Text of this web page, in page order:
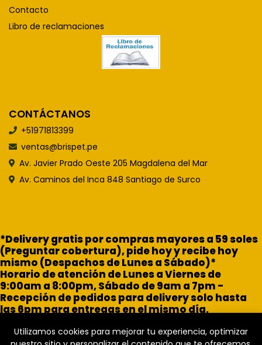
Contacto
Libro de reclamaciones
CONTÁCTANOS
+51971813399
ventas@brispet.pe
Av. Javier Prado Oeste 205 Magdalena del Mar
Av. Caminos del Inca 848 Santiago de Surco
*Delivery gratis por compras mayores a 59 soles
(Preguntar cobertura), pide hoy y recibe hoy
mismo (Despachos de Lunes a Sábado)*
Horario de atención de Lunes a Viernes de
9:00am a 8:00pm, Sábado de 9am a 7pm -
Recepción de pedidos para delivery solo hasta
las 6pm para entregas en el mismo día.
Utilizamos cookies para mejorar tu experiencia, optimizar